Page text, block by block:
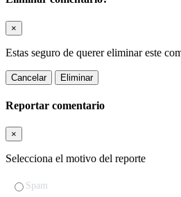
×
Estas seguro de querer eliminar este
Cancelar Eliminar
Reportar comentario
×
Selecciona el motivo del reporte
Spam